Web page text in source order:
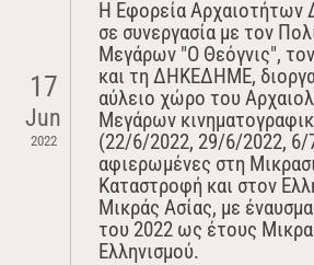
17
Jun
2022
Η Εφορεία Αρχαιοτήτων
σε συνεργασία με τον
Μεγάρων "Ο Θεόγνις",
και τη ΔΗΚΕΔΗΜΕ,
αύλειο χώρο του
Μεγάρων
(22/6/2022, 29/6/2022, 6/
αφιερωμένες στη
Καταστροφή και στον
Μικράς Ασίας, με
του 2022 ως έτους
Ελληνισμού.